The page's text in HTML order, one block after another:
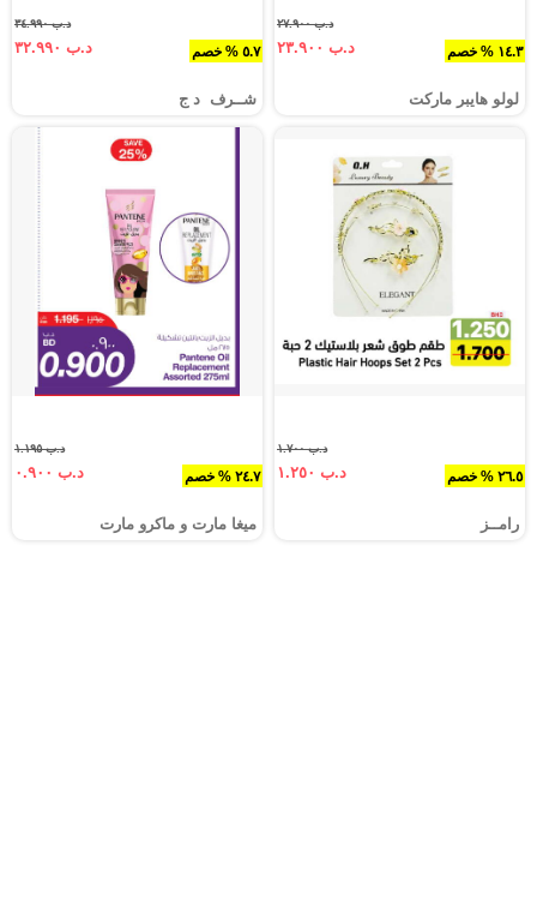
١٤.٣ % خصم
د.ب ٢٧.٩٠٠
د.ب ٢٣.٩٠٠
لولو هايبر ماركت
٥.٧ % خصم
د.ب ٣٤.٩٩٠
د.ب ٣٢.٩٩٠
شــرف د ج
٢٦.٥ % خصم
د.ب ١.٧٠٠
د.ب ١.٢٥٠
رامــز
٢٤.٧ % خصم
د.ب ١.١٩٥
د.ب ٠.٩٠٠
ميغا مارت و ماكرو مارت